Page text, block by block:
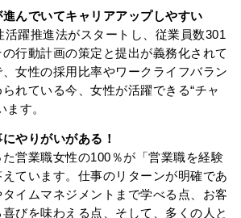
んでいてキャリアアップしやすい
活躍推進法がスタートし、従業員数301
行動計画の策定と提出が義務化されて
女性の採用比率やワークライフバラン
れている今、女性が活躍できる“チャ
ます。
やりがいがある！
営業職女性の100％が「営業職を経験
ています。仕事のリターンが明確であ
イムマネジメントまで学べる点、お客
びを味わえる点、そして、多くの人と